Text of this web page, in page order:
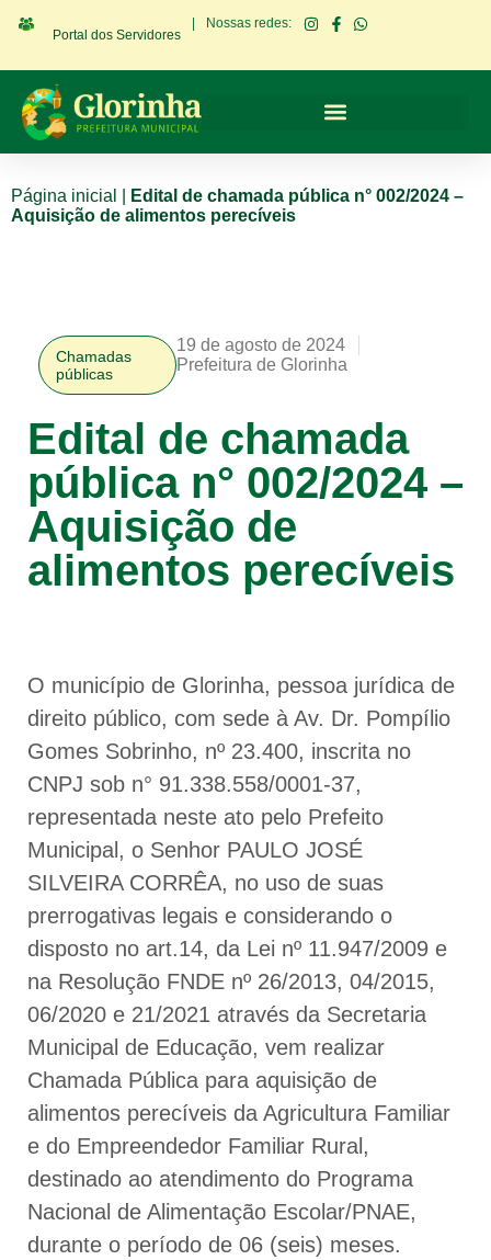
Portal dos Servidores
Nossas redes:
Página inicial
Edital de chamada pública n° 002/2024 –
Aquisição de alimentos perecíveis
Chamadas
públicas
19 de agosto de 2024
Prefeitura de Glorinha
Edital de chamada
pública n° 002/2024 –
Aquisição de
alimentos perecíveis
O município de Glorinha, pessoa jurídica de
direito público, com sede à Av. Dr. Pompílio
Gomes Sobrinho, nº 23.400, inscrita no
CNPJ sob n° 91.338.558/0001-37,
representada neste ato pelo Prefeito
Municipal, o Senhor PAULO JOSÉ
SILVEIRA CORRÊA, no uso de suas
prerrogativas legais e considerando o
disposto no art.14, da Lei nº 11.947/2009 e
na Resolução FNDE nº 26/2013, 04/2015,
06/2020 e 21/2021 através da Secretaria
Municipal de Educação, vem realizar
Chamada Pública para aquisição de
alimentos perecíveis da Agricultura Familiar
e do Empreendedor Familiar Rural,
destinado ao atendimento do Programa
Nacional de Alimentação Escolar/PNAE,
durante o período de 06 (seis) meses.